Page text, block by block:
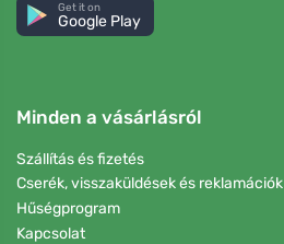
Get it on
Google Play
Minden a vásárlásról
Szállítás és fizetés
Cserék, visszaküldések és reklamációk
Hűségprogram
Kapcsolat